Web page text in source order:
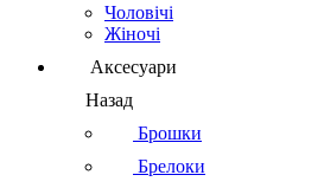
Чоловічі
Жіночі
Аксесуари
Назад
Брошки
Брелоки